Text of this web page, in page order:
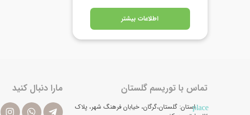
اطلاعات بیشتر
تماس با توریسم گلستان
placeاستان: گلستان،گرگان، خیابان فرهنگ شهر، پلاک
مارا دنبال کنید